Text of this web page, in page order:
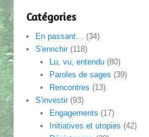
Catégories
En passant…
(34)
S'enrichir(118)
Lu, vu, entendu(80)
Paroles de sages (39)
Rencontres (13)
S'investir(93)
Engagements (17)
Initiatives et utopies (42)